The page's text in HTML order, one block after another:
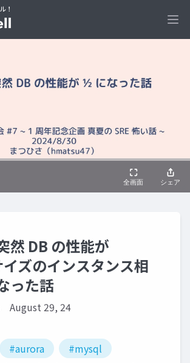
然 DB の性能が
ズのインスタンス相
った話
August 29, 24
#aurora
#mysql